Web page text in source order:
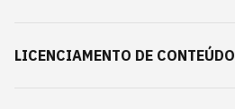
LICENCIAMENTO DE CONTEÚDO